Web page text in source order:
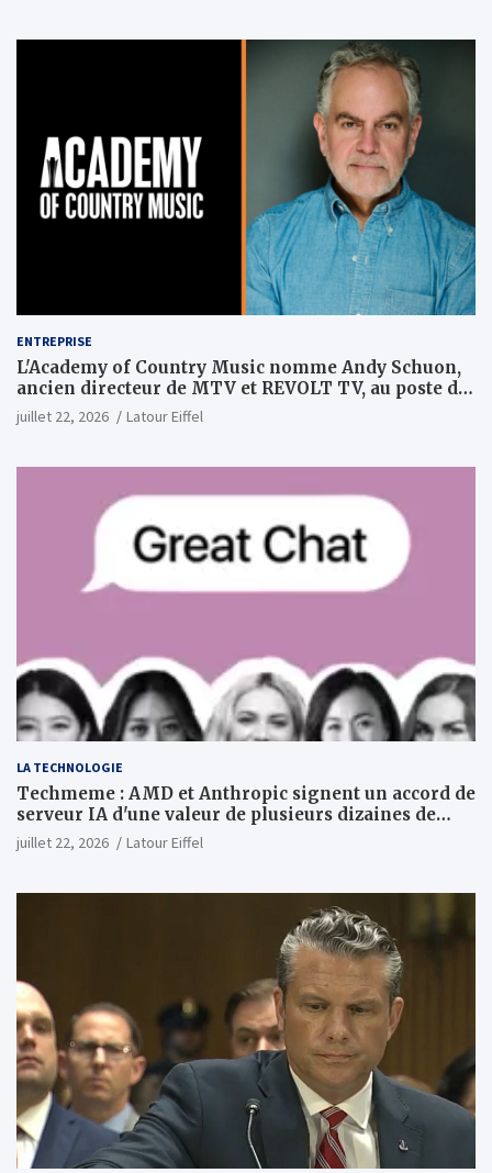
ENTREPRISE
L'Academy of Country Music nomme Andy Schuon,
ancien directeur de MTV et REVOLT TV, au poste de
PDG
juillet 22, 2026 Latour Eiffel
LA TECHNOLOGIE
Techmeme : AMD et Anthropic signent un accord de
serveur IA d'une valeur de plusieurs dizaines de
milliards ; Anthropic achètera jusqu'à 2 GW de puces
MI450 à partir du premier semestre 2027 et AMD
(Wall Street Journal)
juillet 22, 2026 Latour Eiffel